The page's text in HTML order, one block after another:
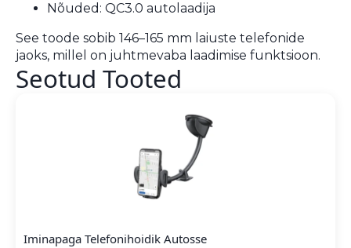
Nõuded: QC3.0 autolaadija
See toode sobib 146–165 mm laiuste telefonide
jaoks, millel on juhtmevaba laadimise funktsioon.
Seotud Tooted
Iminapaga Telefonihoidik Autosse